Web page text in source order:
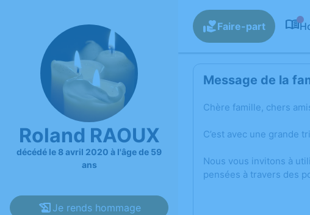
Roland RAOUX
décédé le 8 avril 2020 à l'âge de 59
ans
Je rends hommage
Faire-part
Message de la
Chère famille, chers
C’est avec une grande
Nous vous invitons à
pensées à travers des